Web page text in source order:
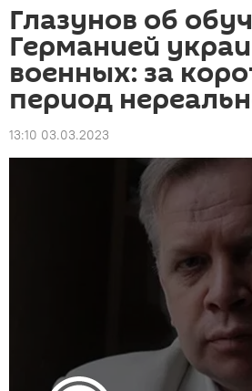
Глазунов об
Германией
военных: за
период
13:10 03.03.2023